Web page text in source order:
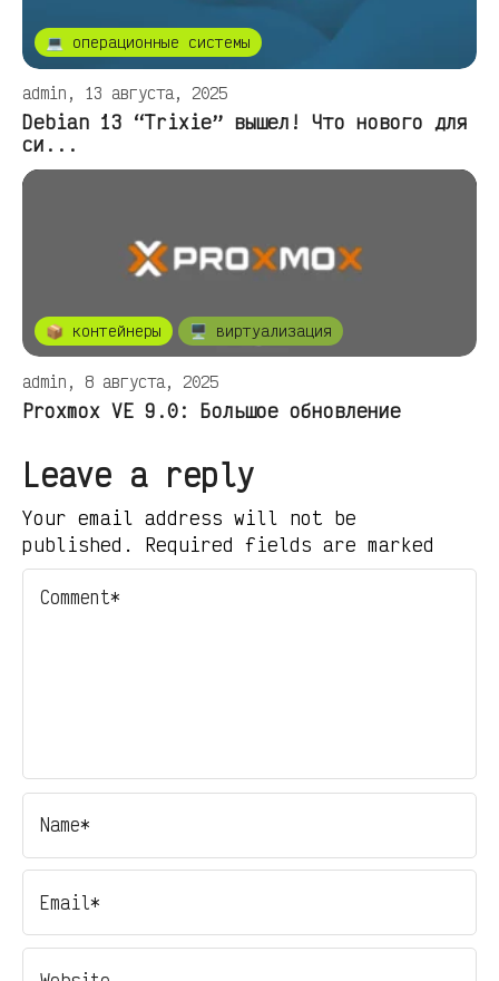
💻 операционные системы
admin, 13 августа, 2025
Debian 13 “Trixie” вышел! Что нового для
си...
📦 контейнеры 🖥️ виртуализация
admin, 8 августа, 2025
Proxmox VE 9.0: Большое обновление
Leave a reply
Your email address will not be
published. Required fields are marked